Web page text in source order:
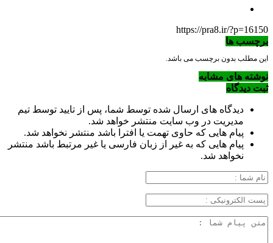
https://pra8.ir/?p=16150
برچسب ها
این مطلب بدون برچسب می باشد.
نوشته های مشابه
ثبت دیدگاه
دیدگاه های ارسال شده توسط شما، پس از تایید توسط تیم
مدیریت در وب سایت منتشر خواهد شد.
پیام هایی که حاوی تهمت یا افترا باشد منتشر نخواهد شد.
پیام هایی که به غیر از زبان فارسی یا غیر مرتبط باشد منتشر
نخواهد شد.